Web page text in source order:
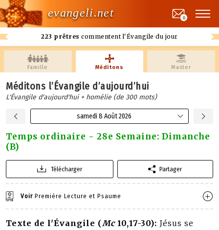
evangeli.net
223 prêtres commentent l'Évangile du jour
0
Famille Méditons Master
Méditons l’Évangile d’aujourd’hui
L'Évangile d'aujourd'hui + homélie (de 300 mots)
samedi 8 Août 2026
Temps ordinaire - 28e Semaine: Dimanche
(B)
Télécharger Partager
Voir Première Lecture et Psaume
Texte de l'Évangile (Mc10,17-30): Jésus se